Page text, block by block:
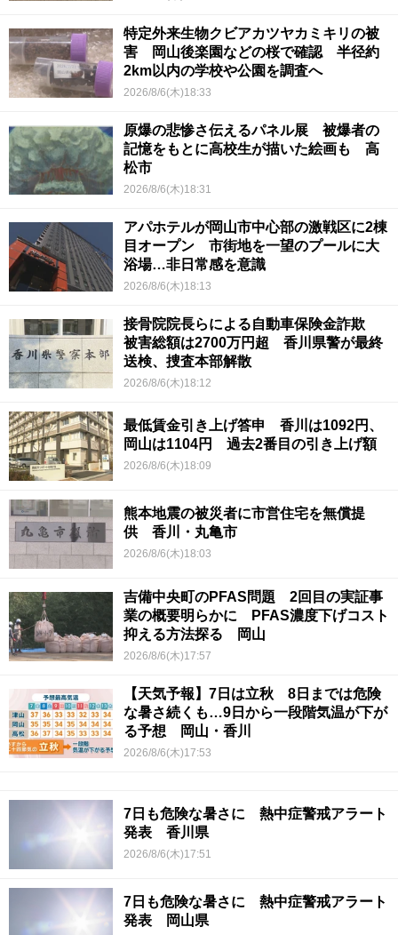
特定外来生物クビアカツヤカミキリの被
害 岡山後楽園などの桜で確認 半径約
2km以内の学校や公園を調査へ
2026/8/6(木)18:33
原爆の悲惨さ伝えるパネル展 被爆者の
記憶をもとに高校生が描いた絵画も 高
松市
2026/8/6(木)18:31
アパホテルが岡山市中心部の激戦区に2棟
目オープン 市街地を一望のプールに大
浴場…非日常感を意識
2026/8/6(木)18:13
接骨院院長らによる自動車保険金詐欺
被害総額は2700万円超 香川県警が最終
送検、捜査本部解散
2026/8/6(木)18:12
最低賃金引き上げ答申 香川は1092円、
岡山は1104円 過去2番目の引き上げ額
2026/8/6(木)18:09
熊本地震の被災者に市営住宅を無償提
供 香川・丸亀市
2026/8/6(木)18:03
吉備中央町のPFAS問題 2回目の実証事
業の概要明らかに PFAS濃度下げコスト
抑える方法探る 岡山
2026/8/6(木)17:57
【天気予報】7日は立秋 8日までは危険
な暑さ続くも…9日から一段階気温が下が
る予想 岡山・香川
2026/8/6(木)17:53
7日も危険な暑さに 熱中症警戒アラート
発表 香川県
2026/8/6(木)17:51
7日も危険な暑さに 熱中症警戒アラート
発表 岡山県